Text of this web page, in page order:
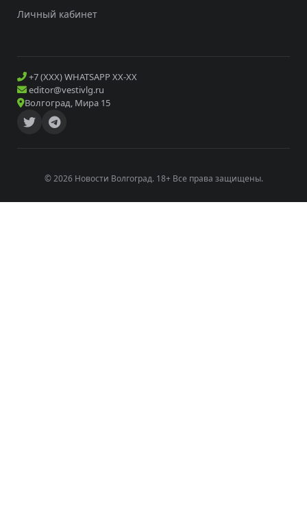
Личный кабинет
+7 (XXX) WHATSAPP XX-XX
editor@vestivlg.ru
Волгоград, Мира 15
© 2026 Новости Волгоград. 18+ Все права защищены.